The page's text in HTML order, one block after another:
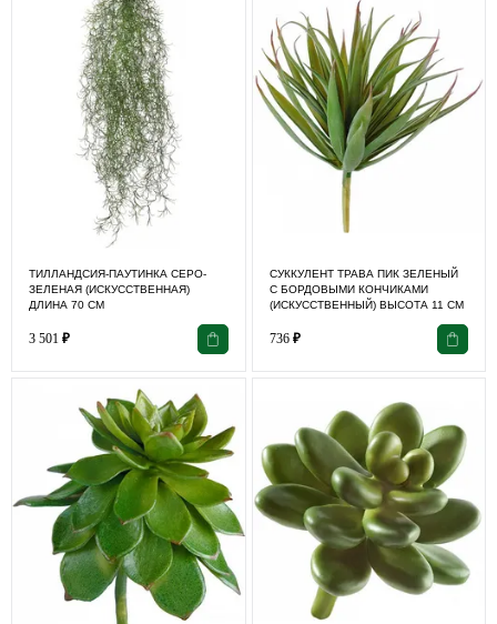
ТИЛЛАНДСИЯ-ПАУТИНКА СЕРО-
ЗЕЛЕНАЯ (ИСКУССТВЕННАЯ)
ДЛИНА 70 СМ
3 501 ₽
СУККУЛЕНТ ТРАВА ПИК ЗЕЛЕНЫЙ
С БОРДОВЫМИ КОНЧИКАМИ
(ИСКУССТВЕННЫЙ) ВЫСОТА 11 СМ
736 ₽